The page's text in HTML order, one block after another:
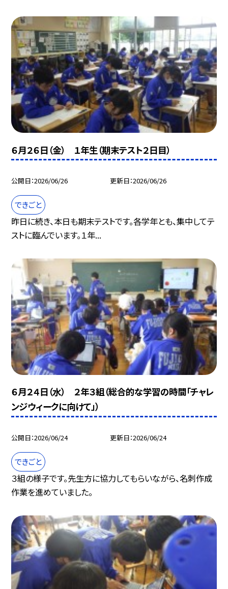
６月２６日（金） １年生（期末テスト２日目）
公開日 2026/06/26 更新日 2026/06/26
できごと
昨日に続き、本日も期末テストです。各学年とも、集中してテ
ストに臨んでいます。１年...
６月２４日（水） ２年３組（総合的な学習の時間「チャレ
ンジウィークに向けて」）
公開日 2026/06/24 更新日 2026/06/24
できごと
３組の様子です。先生方に協力してもらいながら、名刺作成
作業を進めていました。